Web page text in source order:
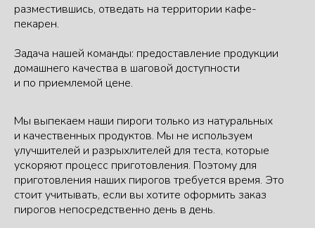
разместившись, отведать на территории кафе-
пекарен.
Задача нашей команды: предоставление продукции
домашнего качества в шаговой доступности
и по приемлемой цене.
Мы выпекаем наши пироги только из натуральных
и качественных продуктов. Мы не используем
улучшителей и разрыхлителей для теста, которые
ускоряют процесс приготовления. Поэтому для
приготовления наших пирогов требуется время. Это
стоит учитывать, если вы хотите оформить заказ
пирогов непосредственно день в день.